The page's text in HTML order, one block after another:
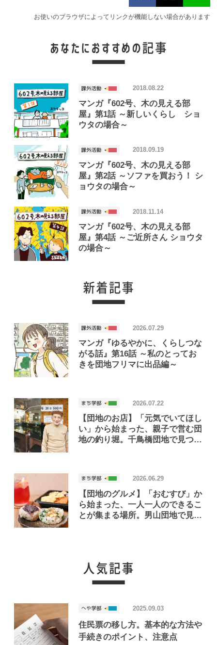
お使いのブラウザによってリンクが機能しない場合があります
マンガ『602号、木の見える部
屋』第1話 ～新しいくらし ショ
ウタの場合～
2018.08.22
マンガ『602号、木の見える部
屋』第2話 ～ソファを買おう！ シ
ョウタの場合～
2018.09.19
マンガ『602号、木の見える部
屋』第4話 ～ご近所さん ショウタ
の場合～
2018.11.14
マンガ『ゆるやかに、くらしつな
がる話』第16話 ～私のとってお
きを団地フリマに出品編～
2026.07.29
【団地のお店】「元気でいてほし
い」から始まった、親子で営む団
地の釣り堀。千鳥橋団地で見つけ
2026.07.22
【団地のグルメ】「おむすび」か
ら始まった、一人一人のできるこ
とが集まる場所。男山団地で見つ
2026.06.29
住民票の移し方。基本的な方法や
手続きのポイント、注意点
2025.09.03